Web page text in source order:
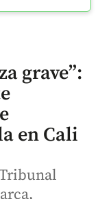
grave”:
en Cali